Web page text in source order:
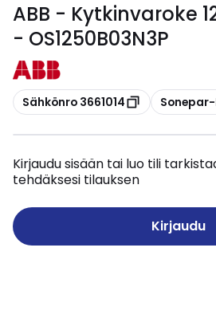
ABB - Kytkinvaroke
- OS1250B03N3P
Kopioi
Sähkönro 3661014 Kopioi
Kirjaudu sisään tai luo tili
tehdäksesi tilauksen
Kirjaudu